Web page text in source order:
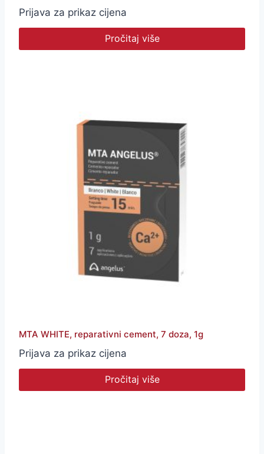
Prijava za prikaz cijena
Pročitaj više
MTA WHITE, reparativni cement, 7 doza, 1g
Prijava za prikaz cijena
Pročitaj više